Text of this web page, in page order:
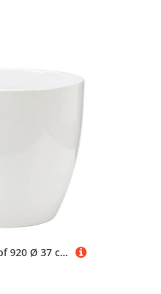
Scheurich Übertopf 920 Ø 37 cm Alaska